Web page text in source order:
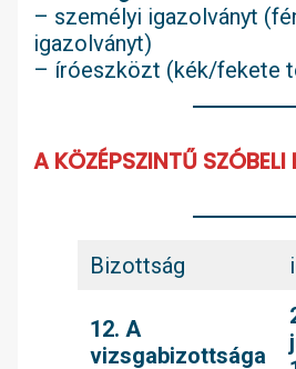
– személyi igazolványt
igazolványt)
– íróeszközt (kék/fekete
A KÖZÉPSZINTŰ
Bizottság
12. A
vizsgabizottsága